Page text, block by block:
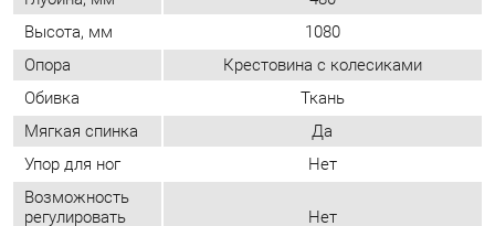
Возможность
регулировать
глубину сиденья
Нет
Наполнитель Пенополиуретан
Подлокотники
Да
Подголовник
Да
Тип сидения
Спинка с сеткой
Нет